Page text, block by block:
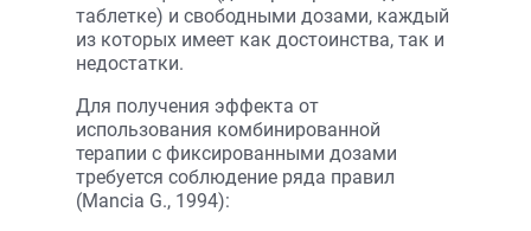
таблетке) и свободными дозами, каждый
из которых имеет как достоинства, так и
недостатки.
Для получения эффекта от
использования комбинированной
терапии с фиксированными дозами
требуется соблюдение ряда правил
(Mancia G., 1994):